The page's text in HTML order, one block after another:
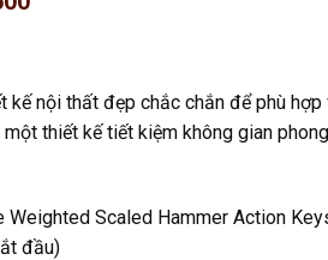
nội thất đẹp chắc chắn để phù
thiết kế tiết kiệm không gian
Scaled Hammer Action
đầu)